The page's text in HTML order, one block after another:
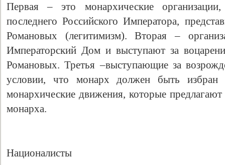
Первая – это монархические
последнего Российского Императора,
Романовых (легитимизм). Вторая –
Императорский Дом и выступают за
Романовых. Третья –выступающие за
условии, что монарх должен быть
монархические движения, которые
монарха.
Националисты
Свидетельство